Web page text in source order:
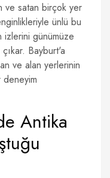
ve satan birçok yer
ünlü bu
izlerini günümüze
Bayburt'a
ve alan yerlerinin
deneyim
Antika